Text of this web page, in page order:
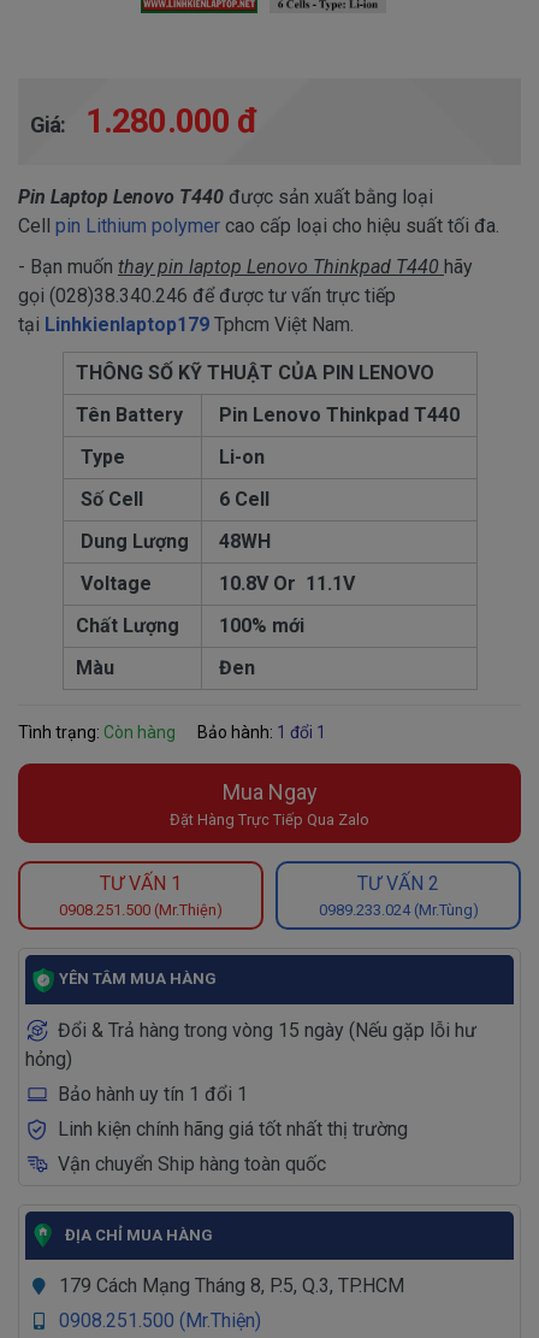
Giá: 1.280.000 đ
Pin Laptop Lenovo T440 được sản xuất bằng loại
Cell pin Lithium polymer cao cấp loại cho hiệu suất tối đa.
- Bạn muốn thay pin laptop Lenovo Thinkpad T440 hãy
gọi (028)38.340.246 để được tư vấn trực tiếp
tại Linhkienlaptop179 Tphcm Việt Nam.
THÔNG SỐ KỸ THUẬT CỦA PIN LENOVO
Tên Battery
Pin Lenovo Thinkpad T440
Type
Li-on
Số Cell
6 Cell
Dung Lượng
48WH
Voltage
10.8V Or 11.1V
Chất Lượng
100% mới
Màu
Đen
Tình trạng: Còn hàng Bảo hành: 1 đổi 1
Mua Ngay
Đặt Hàng Trực Tiếp Qua Zalo
TƯ VẤN 1
0908.251.500 (Mr.Thiện)
TƯ VẤN 2
0989.233.024 (Mr.Tùng)
YÊN TÂM MUA HÀNG
Đổi & Trả hàng trong vòng 15 ngày (Nếu gặp lỗi hư
hỏng)
Bảo hành uy tín 1 đổi 1
Linh kiện chính hãng giá tốt nhất thị trường
Vận chuyển Ship hàng toàn quốc
ĐỊA CHỈ MUA HÀNG
179 Cách Mạng Tháng 8, P.5, Q.3, TP.HCM
0908.251.500 (Mr.Thiện)